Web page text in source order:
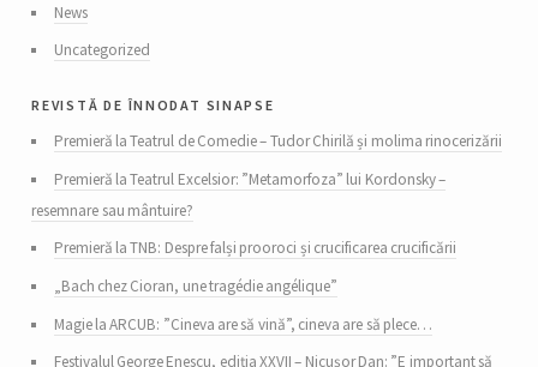
News
Uncategorized
revistă de înnodat sinapse
Premieră la Teatrul de Comedie – Tudor Chirilă și molima rinocerizării
Premieră la Teatrul Excelsior: ”Metamorfoza” lui Kordonsky –
resemnare sau mântuire?
Premieră la TNB: Despre falși prooroci și crucificarea crucificării
„Bach chez Cioran, une tragédie angélique”
Magie la ARCUB: ”Cineva are să vină”, cineva are să plece…
Festivalul George Enescu, ediția XXVII – Nicușor Dan: ”E important să